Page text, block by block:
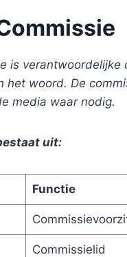
is
het woord. De
media waar nodig.
uit:
Functie
Commissielid